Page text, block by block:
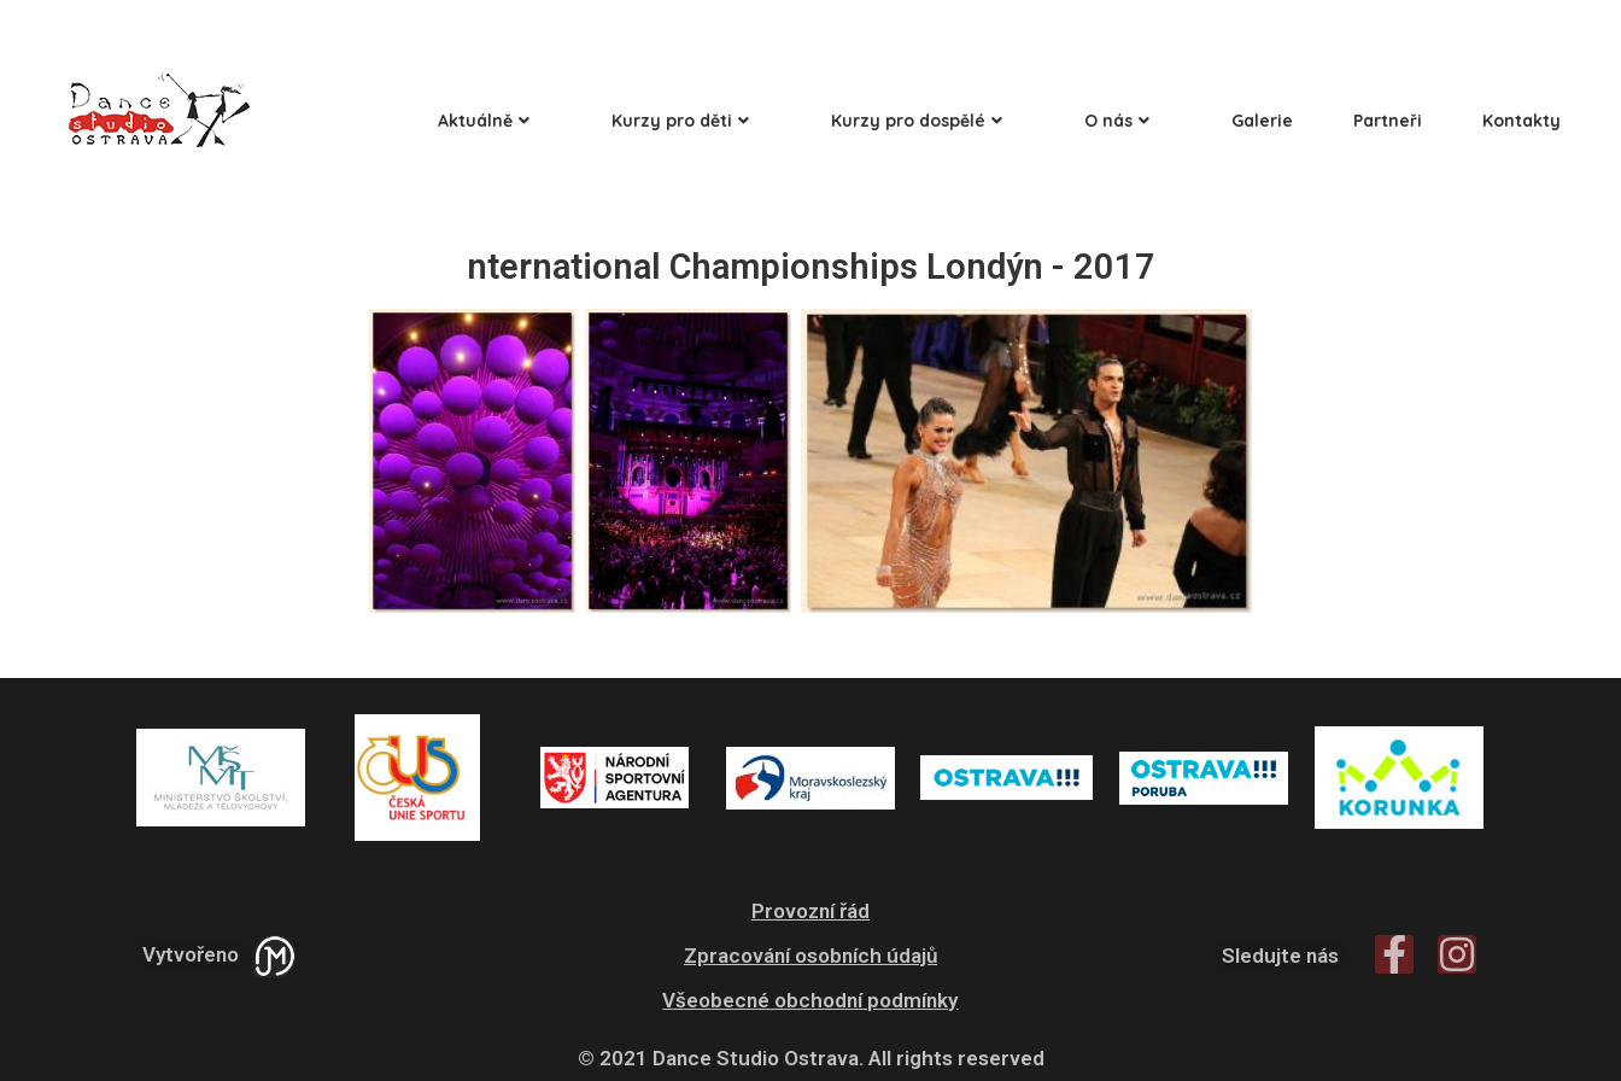
Aktuálně Kurzy pro děti Kurzy pro dospělé O nás Galerie Partneři Kontakty
nternational Championships Londýn - 2017
Vytvořeno
Provozní řád
Zpracování osobních údajů
Všeobecné obchodní podmínky
Sledujte nás
© 2021 Dance Studio Ostrava. All rights reserved